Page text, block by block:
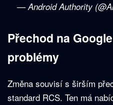
— Android Authority
Přechod na
problémy
Změna souvisí s širším
standard RCS. Ten má